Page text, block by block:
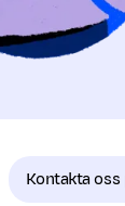
Kontakta